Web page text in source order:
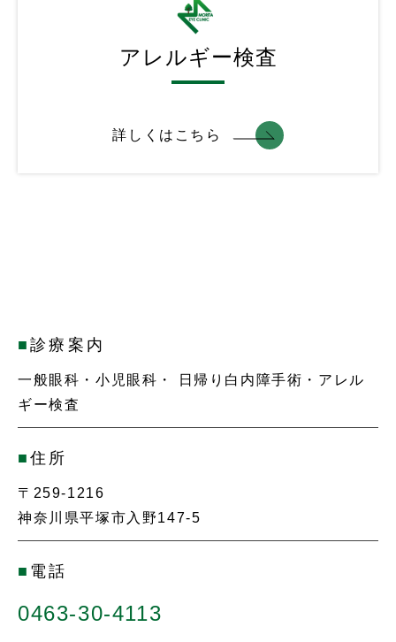
アレルギー検査
詳しくはこちら
■診療案内
一般眼科・小児眼科・ 日帰り白内障手術・アレル
ギー検査
■住所
〒259-1216
神奈川県平塚市入野147-5
■ 電話
0463-30-4113